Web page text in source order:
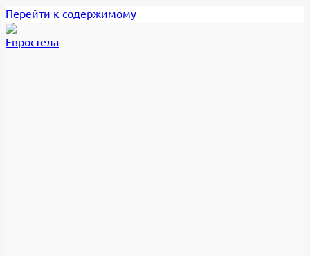
Перейти к содержимому